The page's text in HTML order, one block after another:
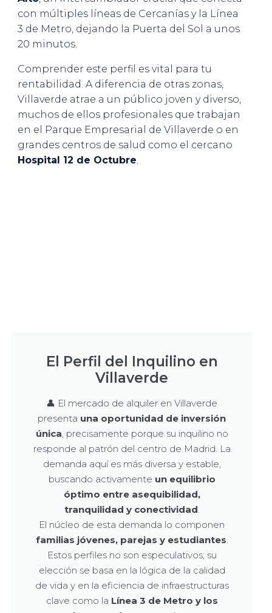
con múltiples líneas de Cercanías y la Línea
3 de Metro, dejando la Puerta del Sol a unos
20 minutos.
Comprender este perfil es vital para tu
rentabilidad. A diferencia de otras zonas,
Villaverde atrae a un público joven y diverso,
muchos de ellos profesionales que trabajan
en el Parque Empresarial de Villaverde o en
grandes centros de salud como el cercano
Hospital 12 de Octubre
El Perfil del Inquilino en
Villaverde
👤 El mercado de alquiler en Villaverde
presenta una oportunidad de inversión
única , precisamente porque su inquilino no
responde al patrón del centro de Madrid. La
demanda aquí es más diversa y estable,
buscando activamente un equilibrio
óptimo entre asequibilidad,
tranquilidad y conectividad
El núcleo de esta demanda lo componen
familias jóvenes, parejas y estudiantes
Estos perfiles no son especulativos; su
elección se basa en la lógica de la calidad
de vida y en la eficiencia de infraestructuras
clave como la Línea 3 de Metro y los